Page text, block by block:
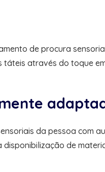
de procura
táteis através do toque
da pessoa com
de